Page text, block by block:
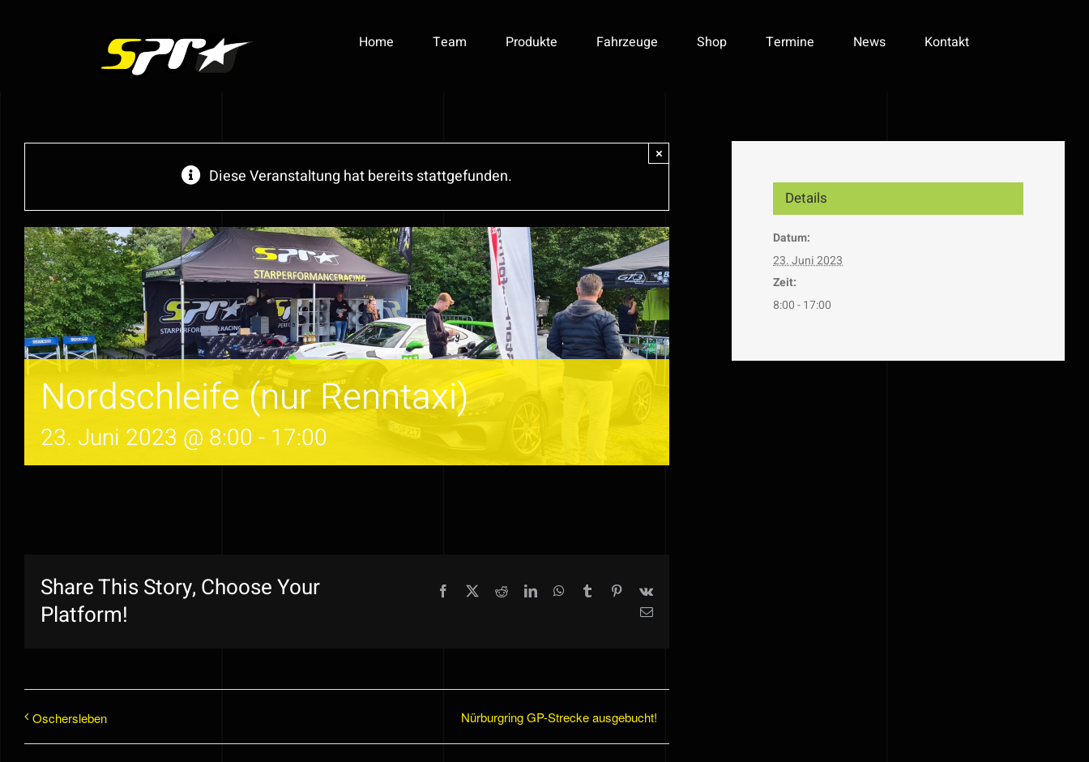
Home Team Produkte Fahrzeuge Shop Termine News Kontakt
Diese Veranstaltung hat bereits stattgefunden.
×
Nordschleife (nur Renntaxi)
23. Juni 2023 @ 8:00 - 17:00
Share This Story, Choose Your
Platform!
Facebook RedditLinkedInWhatsApp
Tumblr Pinterest
Vk
E-
Oschersleben Nürburgring GP-Strecke ausgebucht!
Details
Datum:
23. Juni 2023
Zeit:
8:00 - 17:00